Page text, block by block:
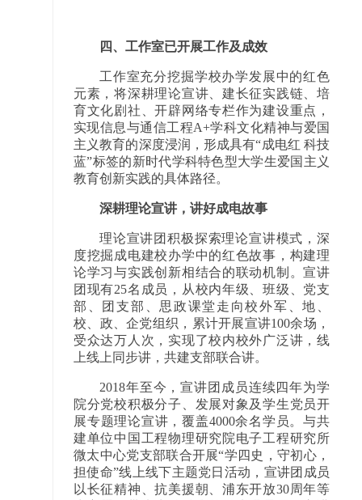
四、工作室已开展工作及成效
工作室充分挖掘学校办学发展中的红色
元素，将深耕理论宣讲、建长征实践链、培
育文化剧社、开辟网络专栏作为建设重点，
实现信息与通信工程A+学科文化精神与爱国
主义教育的深度浸润，形成具有“成电红 科技
蓝”标签的新时代学科特色型大学生爱国主义
教育创新实践的具体路径。
深耕理论宣讲，讲好成电故事
理论宣讲团积极探索理论宣讲模式，深
度挖掘成电建校办学中的红色故事，构建理
论学习与实践创新相结合的联动机制。宣讲
团现有25名成员，从校内年级、班级、党支
部、团支部、思政课堂走向校外军、地、
校、政、企党组织，累计开展宣讲100余场，
受众达万人次，实现了校内校外广泛讲，线
上线上同步讲，共建支部联合讲。
2018年至今，宣讲团成员连续四年为学
院分党校积极分子、发展对象及学生党员开
展专题理论宣讲，覆盖4000余名学员。与共
建单位中国工程物理研究院电子工程研究所
微太中心党支部联合开展“学四史，守初心，
担使命”线上线下主题党日活动，宣讲团成员
以长征精神、抗美援朝、浦东开放30周年等